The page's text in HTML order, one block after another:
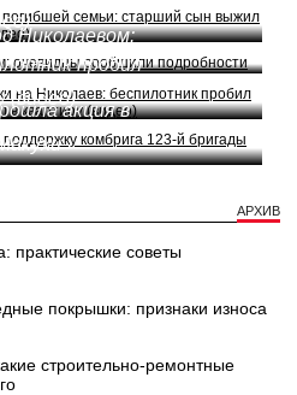
Николаевом:
подробности
фото атаки на
пробил
(видео)
акция в
АРХИВ
практические советы
покрышки: признаки износа
строительно-ремонтные